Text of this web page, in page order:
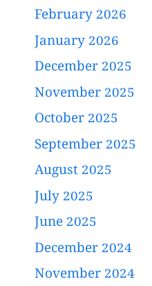
February 2026
January 2026
December 2025
November 2025
October 2025
September 2025
August 2025
July 2025
June 2025
December 2024
November 2024